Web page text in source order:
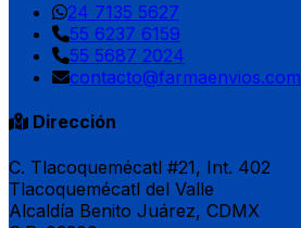
24 7135 5627
55 6237 6159
55 5687 2024
contacto@farmaenvios.com
Dirección
C. Tlacoquemécatl #21, Int. 402
Tlacoquemécatl del Valle
Alcaldía Benito Juárez, CDMX